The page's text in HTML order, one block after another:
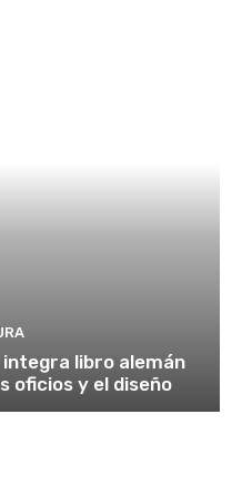
integra libro alemán
oficios y el diseño